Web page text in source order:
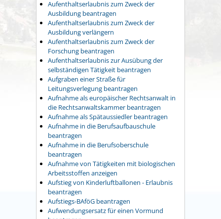
Aufenthaltserlaubnis zum Zweck der
Ausbildung beantragen
Aufenthaltserlaubnis zum Zweck der
Ausbildung verlängern
Aufenthaltserlaubnis zum Zweck der
Forschung beantragen
Aufenthaltserlaubnis zur Ausübung der
selbständigen Tätigkeit beantragen
Aufgraben einer Straße für
Leitungsverlegung beantragen
Aufnahme als europäischer Rechtsanwalt in
die Rechtsanwaltskammer beantragen
Aufnahme als Spätaussiedler beantragen
Aufnahme in die Berufsaufbauschule
beantragen
Aufnahme in die Berufsoberschule
beantragen
Aufnahme von Tätigkeiten mit biologischen
Arbeitsstoffen anzeigen
Aufstieg von Kinderluftballonen - Erlaubnis
beantragen
Aufstiegs-BAföG beantragen
Aufwendungsersatz für einen Vormund